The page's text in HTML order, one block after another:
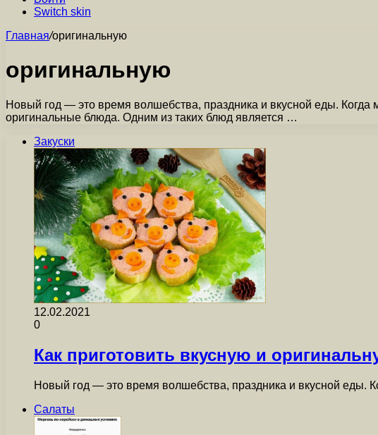
Switch skin
Главная/оригинальную
оригинальную
Новый год — это время волшебства, праздника и вкусной еды.
оригинальные блюда. Одним из таких блюд является …
Закуски
12.02.2021
0
Как приготовить вкусную и
Новый год — это время волшебства, праздника и вкусной еды.
Салаты